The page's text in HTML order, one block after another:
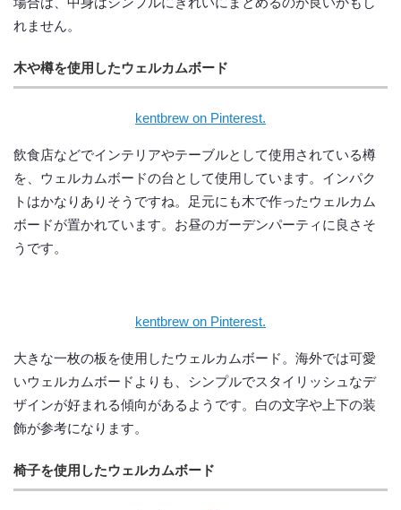
れません。
木や樽を使用したウェルカムボード
kentbrew on Pinterest.
飲食店などでインテリアやテーブルとして使用されている樽
を、ウェルカムボードの台として使用しています。インパク
トはかなりありそうですね。足元にも木で作ったウェルカム
ボードが置かれています。お昼のガーデンパーティに良さそ
うです。
kentbrew on Pinterest.
大きな一枚の板を使用したウェルカムボード。海外では可愛
いウェルカムボードよりも、シンプルでスタイリッシュなデ
ザインが好まれる傾向があるようです。白の文字や上下の装
飾が参考になります。
椅子を使用したウェルカムボード